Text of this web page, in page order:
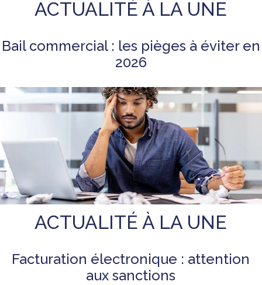
ACTUALITÉ À LA UNE
Bail commercial : les pièges à éviter en
2026
ACTUALITÉ À LA UNE
Facturation électronique : attention
aux sanctions